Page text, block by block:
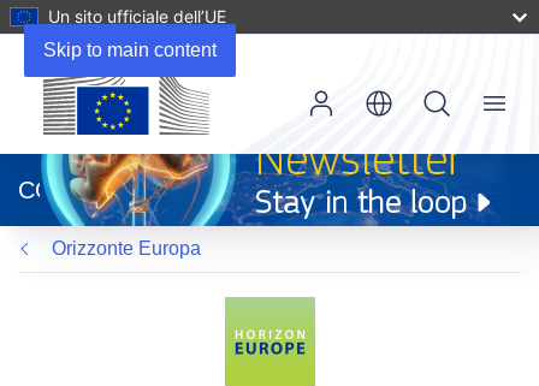
Skip to main content
Un sito ufficiale dell’UE
apre
in
una
nuova
finestra)
CORDIS
Menu
Orizzonte Europa